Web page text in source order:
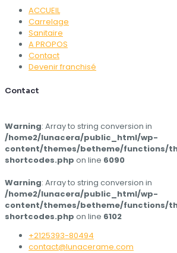
ACCUEIL
Carrelage
Sanitaire
A PROPOS
Contact
Devenir franchisé
Contact
Warning: Array to string conversion in
/home2/lunacera/public_html/wp-
content/themes/betheme/functions/
shortcodes.php on line 6090
Warning: Array to string conversion in
/home2/lunacera/public_html/wp-
content/themes/betheme/functions/
shortcodes.php on line 6102
+2125393-80494
contact@lunacerame.com